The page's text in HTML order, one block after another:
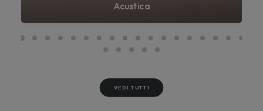
Acustica
VEDI TUTTI